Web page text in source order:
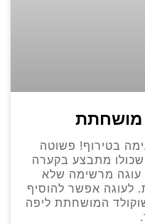
מושחתת
בטירוף! פשוטה
מתבצע בקערה
עוגה מרשימה שלא
לעוגה אפשר להוסיף
המושחתת ליפה